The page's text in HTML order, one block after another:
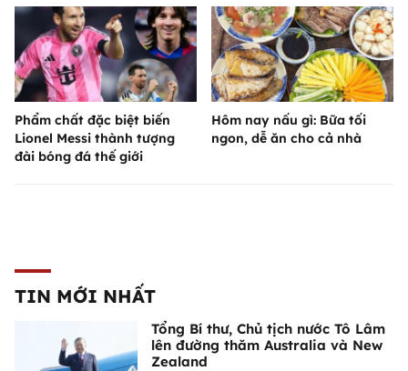
Phẩm chất đặc biệt biến
Lionel Messi thành tượng
đài bóng đá thế giới
Hôm nay nấu gì: Bữa tối
ngon, dễ ăn cho cả nhà
TIN MỚI NHẤT
Tổng Bí thư, Chủ tịch nước Tô Lâm
lên đường thăm Australia và New
Zealand